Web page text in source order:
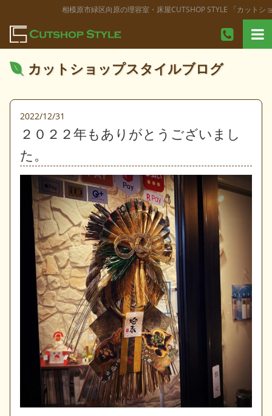
相模原市緑区向原の理容室・床屋CUTSHOP STYLE 「カットショ
カットショップスタイルブログ
2022/12/31
２０２２年もありがとうございまし
た。